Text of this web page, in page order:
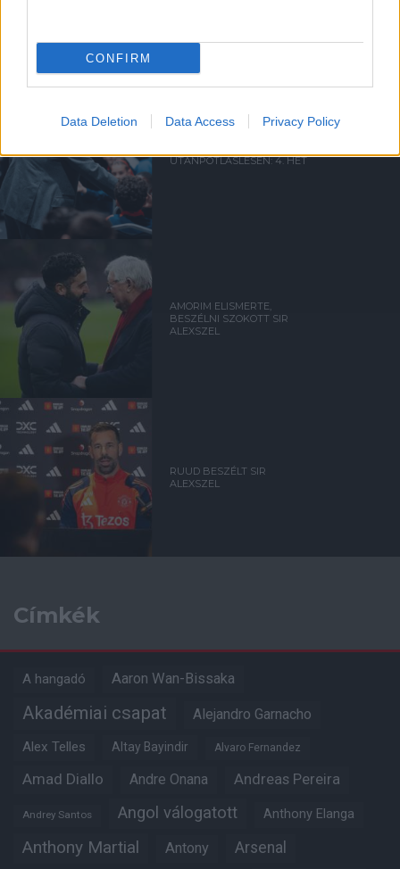
CONFIRM
Data Deletion Data Access Privacy Policy
UTÁNPÓTLÁSLESEN: 4. HÉT
AMORIM ELISMERTE,
BESZÉLNI SZOKOTT SIR
ALEXSZEL
RUUD BESZÉLT SIR
ALEXSZEL
Címkék
A hangadó Aaron Wan-Bissaka
Akadémiai csapat Alejandro Garnacho
Alex Telles Altay Bayindir Alvaro Fernandez
Amad Diallo Andre Onana Andreas Pereira
Andrey Santos Angol válogatott Anthony Elanga
Anthony Martial Antony Arsenal